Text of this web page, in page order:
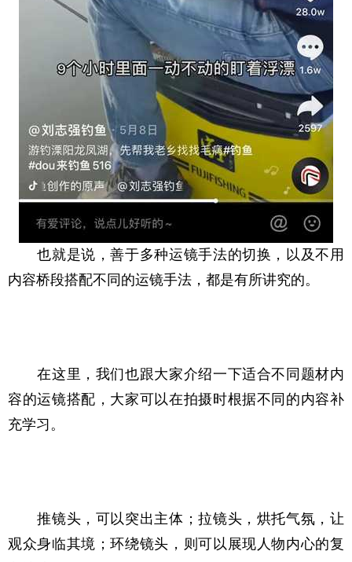
也就是说，善于多种运镜手法的切换，以及不用
内容桥段搭配不同的运镜手法，都是有所讲究的。
在这里，我们也跟大家介绍一下适合不同题材内
容的运镜搭配，大家可以在拍摄时根据不同的内容补
充学习。
推镜头，可以突出主体；拉镜头，烘托气氛，让
观众身临其境；环绕镜头，则可以展现人物内心的复